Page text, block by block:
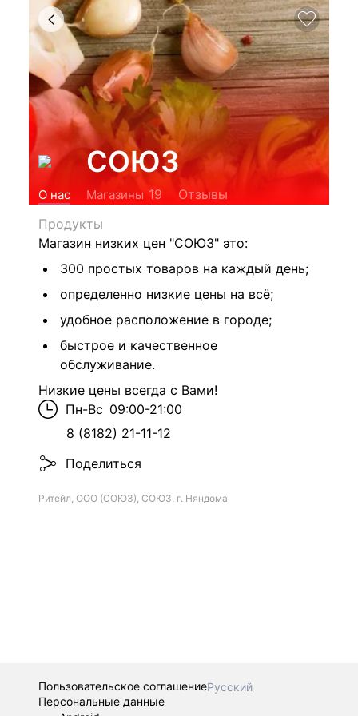
СОЮЗ
О нас Магазины 19
Отзывы
Продукты
Магазин низких цен "СОЮЗ" это:
300 простых товаров на каждый день;
определенно низкие цены на всё;
удобное расположение в городе;
быстрое и качественное
обслуживание.
Низкие цены всегда с Вами!
Пн-Вс 09:00-21:00
8 (8182) 21-11-12
Поделиться
Ритейл, ООО (СОЮЗ), СОЮЗ, г. Няндома
Пользовательское соглашениеРусский
Персональные данные